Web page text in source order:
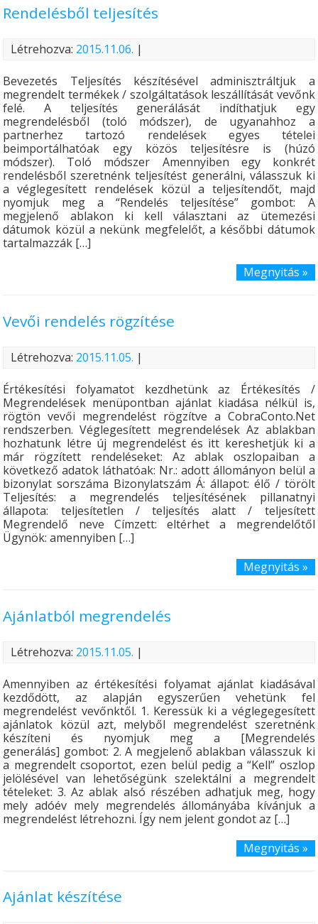
Rendelésből teljesítés
Létrehozva: 2015.11.06. |
Bevezetés Teljesítés készítésével adminisztráltjuk a
megrendelt termékek / szolgáltatások leszállítását vevőnk
felé. A teljesítés generálását indíthatjuk egy
megrendelésből (toló módszer), de ugyanahhoz a
partnerhez tartozó rendelések egyes tételei
beimportálhatóak egy közös teljesítésre is (húzó
módszer). Toló módszer Amennyiben egy konkrét
rendelésből szeretnénk teljesítést generálni, válasszuk ki
a véglegesített rendelések közül a teljesítendőt, majd
nyomjuk meg a “Rendelés teljesítése” gombot: A
megjelenő ablakon ki kell választani az ütemezési
dátumok közül a nekünk megfelelőt, a későbbi dátumok
tartalmazzák […]
Megnyitás »
Vevői rendelés rögzítése
Létrehozva: 2015.11.05. |
Értékesítési folyamatot kezdhetünk az Értékesítés /
Megrendelések menüpontban ajánlat kiadása nélkül is,
rögtön vevői megrendelést rögzítve a CobraConto.Net
rendszerben. Véglegesített megrendelések Az ablakban
hozhatunk létre új megrendelést és itt kereshetjük ki a
már rögzített rendeléseket: Az ablak oszlopaiban a
következő adatok láthatóak: Nr.: adott állományon belül a
bizonylat sorszáma Bizonylatszám Á: állapot: élő / törölt
Teljesítés: a megrendelés teljesítésének pillanatnyi
állapota: teljesítetlen / teljesítés alatt / teljesített
Megrendelő neve Címzett: eltérhet a megrendelőtől
Ügynök: amennyiben […]
Megnyitás »
Ajánlatból megrendelés
Létrehozva: 2015.11.05. |
Amennyiben az értékesítési folyamat ajánlat kiadásával
kezdődött, az alapján egyszerűen vehetünk fel
megrendelést vevőnktől. 1. Keressük ki a véglegegesített
ajánlatok közül azt, melyből megrendelést szeretnénk
készíteni és nyomjuk meg a [Megrendelés
generálás] gombot: 2. A megjelenő ablakban válasszuk ki
a megrendelt csoportot, ezen belül pedig a “Kell” oszlop
jelölésével van lehetőségünk szelektálni a megrendelt
tételeket: 3. Az ablak alsó részében adhatjuk meg, hogy
mely adóév mely megrendelés állományába kívánjuk a
megrendelést létrehozni. Így nem jelent gondot az […]
Megnyitás »
Ajánlat készítése